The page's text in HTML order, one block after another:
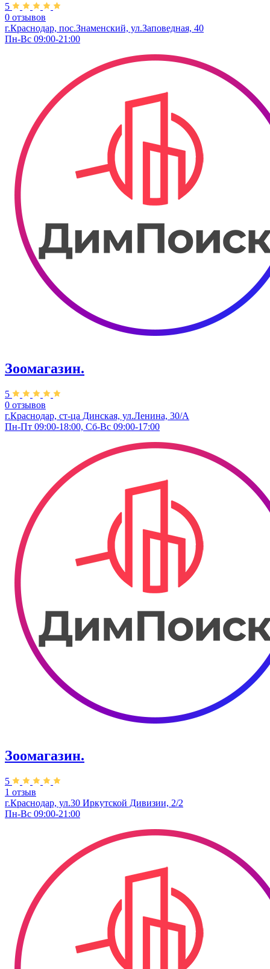
5
0 отзывов
г.Краснодар, пос.Знаменский, ул.Заповедная, 40
Пн-Вс 09:00-21:00
Зоомагазин.
5
0 отзывов
г.Краснодар, ст-ца Динская, ул.Ленина, 30/А
Пн-Пт 09:00-18:00, Сб-Вс 09:00-17:00
Зоомагазин.
5
1 отзыв
г.Краснодар, ул.30 Иркутской Дивизии, 2/2
Пн-Вс 09:00-21:00